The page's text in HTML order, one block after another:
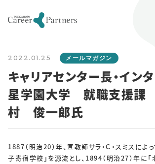
2022.01.25 メールマガジン
キャリアセンター長・イン
星学園大学 就職支援
村 俊一郎氏
1887（明治20）年、宣教師サラ・Ｃ・スミスによ
子寄宿学校」を源流とし、1894（明治27）年に
会社情報
代表挨拶 経営理念 会社概要
SERVICE
大学向けサービス 就職情報研究